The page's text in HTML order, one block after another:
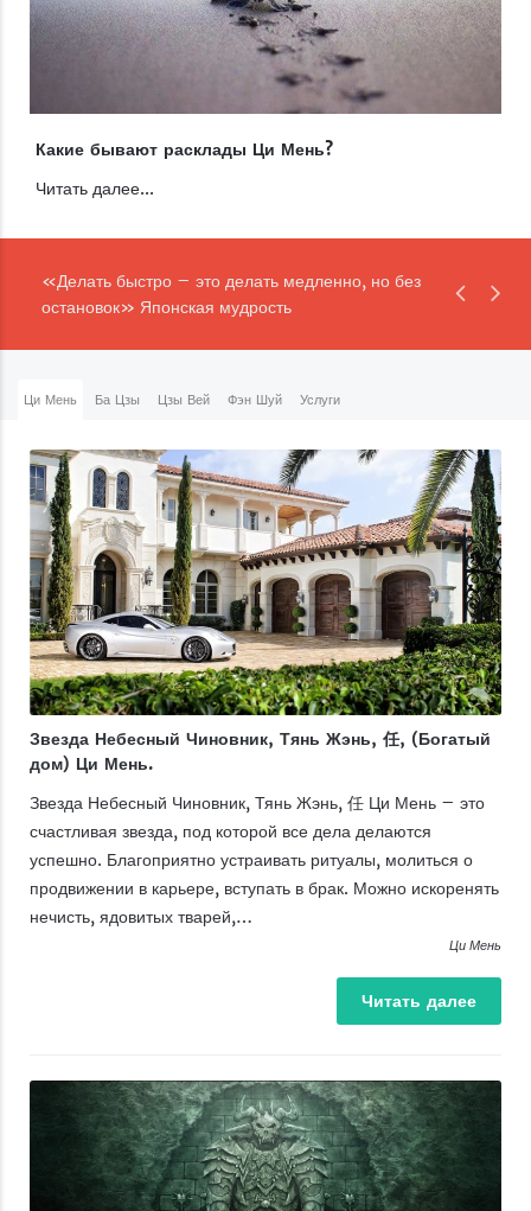
Какие бывают расклады Ци Мень?
Читать далее...
«Делать быстро – это делать медленно, но без
остановок» Японская мудрость
Ци Мень Ба Цзы Цзы Вей Фэн Шуй Услуги
Звезда Небесный Чиновник, Тянь Жэнь, 任, (Богатый
дом) Ци Мень.
Звезда Небесный Чиновник, Тянь Жэнь, 任 Ци Мень – это
счастливая звезда, под которой все дела делаются
успешно. Благоприятно устраивать ритуалы, молиться о
продвижении в карьере, вступать в брак. Можно искоренять
нечисть, ядовитых тварей,…
Ци Мень
Читать далее